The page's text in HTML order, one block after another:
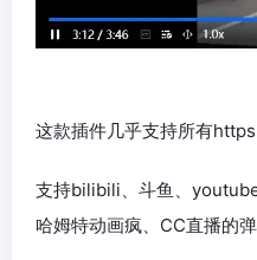
这款插件几乎支持所有https
支持bilibili、斗鱼、
哈姆特动画疯、CC直播的弹